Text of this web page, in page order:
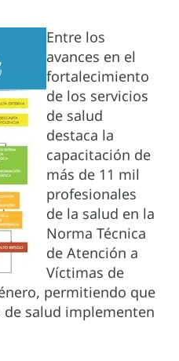
Entre los
avances en el
fortalecimiento
de los servicios
de salud
destaca la
capacitación de
más de 11 mil
profesionales
de la salud en la
Norma Técnica
de Atención a
Víctimas de
permitiendo que
salud implementen